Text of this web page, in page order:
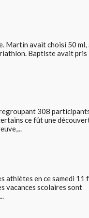
Martin avait choisi 50 ml,
Baptiste avait pris
regroupant 308
ce fût une
athlètes en ce samedi 11
vacances scolaires sont